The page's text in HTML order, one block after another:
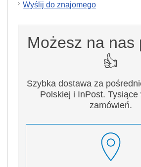
Wyślij do znajomego
Możesz na nas
👍
Szybka dostawa za
Polskiej i InPost. Tysiące
zamówień.